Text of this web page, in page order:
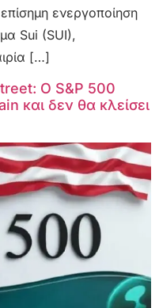
ενεργοποίηση
Sui (SUI),
[…]
Ο S&P 500
και δεν θα κλείσει